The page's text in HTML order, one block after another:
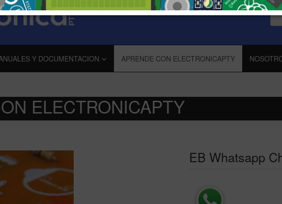
Y DOCUMENTACION APRENDE CON ELECTRONICAPTY
ELECTRONICAPTY
EB Whatsapp